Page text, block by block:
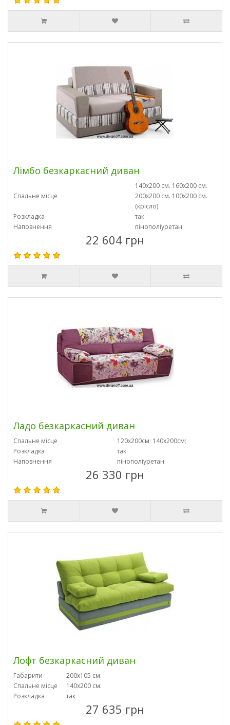
Лімбо безкаркасний диван
Спальне місце
140х200 см. 160х200 см.
200х200 см. 100х200 см.
(крісло)
Розкладка
так
Наповнення
пінополіуретан
22 604 грн
Ладо безкаркасний диван
Спальне місце
120х200см; 140х200см;
Розкладка
так
Наповнення
пінополіуретан
26 330 грн
Лофт безкаркасний диван
Габарити
200х105 см.
Спальне місце
140х200 см.
Розкладка
так
27 635 грн